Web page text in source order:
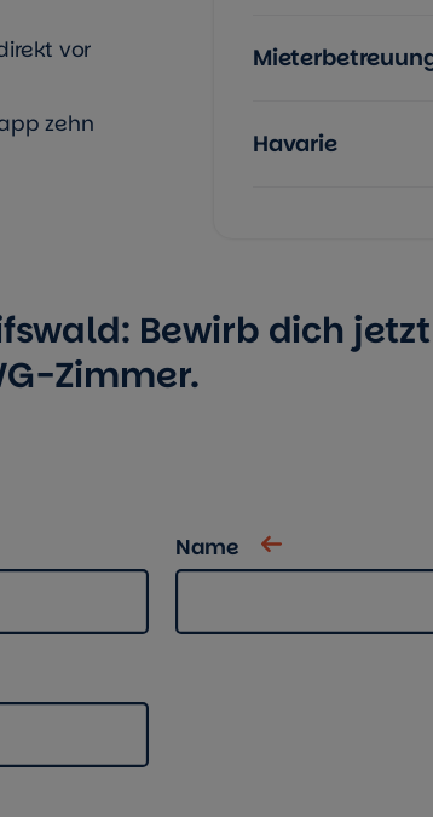
vor
zehn
Havarie
Bewirb dich
Zimmer.
Name